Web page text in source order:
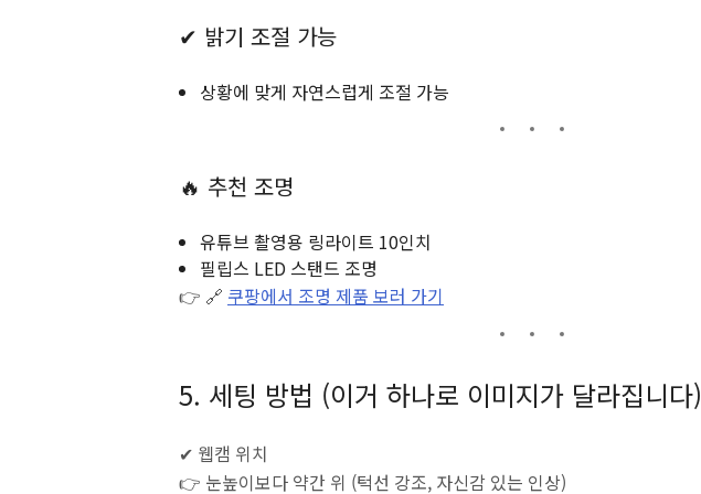
✔ 밝기 조절 가능
상황에 맞게 자연스럽게 조절 가능
🔥 추천 조명
유튜브 촬영용 링라이트 10인치
필립스 LED 스탠드 조명
👉 🔗 쿠팡에서 조명 제품 보러 가기
5. 세팅 방법 (이거 하나로 이미지가 달라집니다)
✔ 웹캠 위치
👉 눈높이보다 약간 위 (턱선 강조, 자신감 있는 인상)